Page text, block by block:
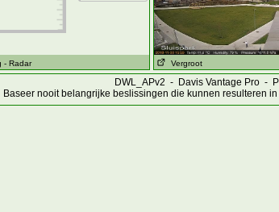
- Radar Vergroot
DWL_APv2 - Davis Vantage Pro -
Baseer nooit belangrijke beslissingen die kunnen resulteren